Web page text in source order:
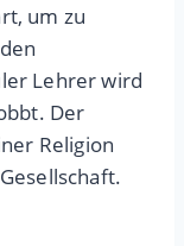
um zu
Lehrer wird
Der
Religion